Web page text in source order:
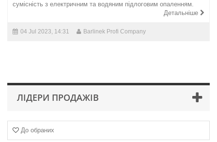
ЛІДЕРИ ПРОДАЖІВ
До обраних
сумісність з електричним та водяним пiдлоговим опаленням.
Детальніше
04 Jul 2023, 14:31 Barlinek Profi Company